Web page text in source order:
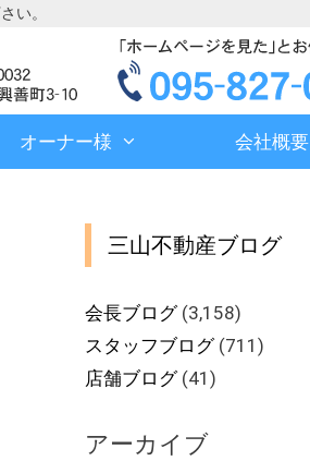
い。
オーナー様 会社概要
三山不動産ブログ
会長ブログ(3,158)
スタッフブログ(711)
店舗ブログ(41)
アーカイブ